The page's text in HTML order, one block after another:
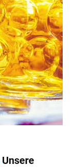
Unsere